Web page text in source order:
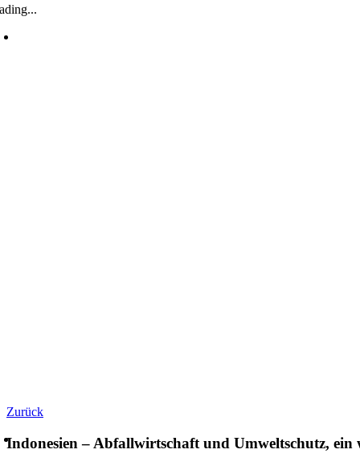
Zurück
Indonesien – Abfallwirtschaft und Umweltschutz,